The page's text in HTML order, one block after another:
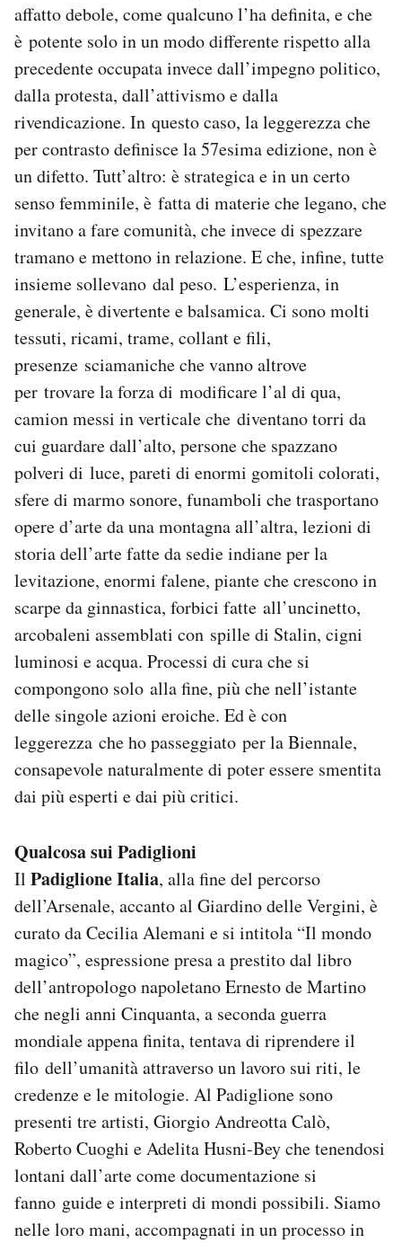
affatto debole, come qualcuno l’ha definita, e che
è potente solo in un modo differente rispetto alla
precedente occupata invece dall’impegno politico,
dalla protesta, dall’attivismo e dalla
rivendicazione. In questo caso, la leggerezza che
per contrasto definisce la 57esima edizione, non è
un difetto. Tutt’altro: è strategica e in un certo
senso femminile, è fatta di materie che legano, che
invitano a fare comunità, che invece di spezzare
tramano e mettono in relazione. E che, infine, tutte
insieme sollevano dal peso. L’esperienza, in
generale, è divertente e balsamica. Ci sono molti
tessuti, ricami, trame, collant e fili,
presenze sciamaniche che vanno altrove
per trovare la forza di modificare l’al di qua,
camion messi in verticale che diventano torri da
cui guardare dall’alto, persone che spazzano
polveri di luce, pareti di enormi gomitoli colorati,
sfere di marmo sonore, funamboli che trasportano
opere d’arte da una montagna all’altra, lezioni di
storia dell’arte fatte da sedie indiane per la
levitazione, enormi falene, piante che crescono in
scarpe da ginnastica, forbici fatte all’uncinetto,
arcobaleni assemblati con spille di Stalin, cigni
luminosi e acqua. Processi di cura che si
compongono solo alla fine, più che nell’istante
delle singole azioni eroiche. Ed è con
leggerezza che ho passeggiato per la Biennale,
consapevole naturalmente di poter essere smentita
dai più esperti e dai più critici.
Qualcosa sui Padiglioni
Il Padiglione Italia, alla fine del percorso
dell’Arsenale, accanto al Giardino delle Vergini, è
curato da Cecilia Alemani e si intitola “Il mondo
magico”, espressione presa a prestito dal libro
dell’antropologo napoletano Ernesto de Martino
che negli anni Cinquanta, a seconda guerra
mondiale appena finita, tentava di riprendere il
filo dell’umanità attraverso un lavoro sui riti, le
credenze e le mitologie. Al Padiglione sono
presenti tre artisti, Giorgio Andreotta Calò,
Roberto Cuoghi e Adelita Husni-Bey che tenendosi
lontani dall’arte come documentazione si
fanno guide e interpreti di mondi possibili. Siamo
nelle loro mani, accompagnati in un processo in